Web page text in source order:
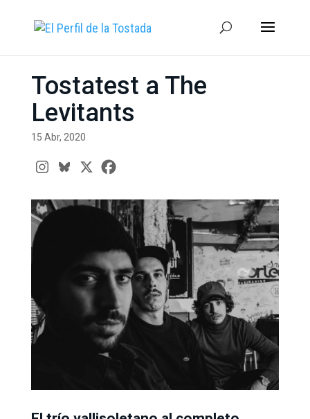
Tostatest a The
Levitants
15 Abr, 2020